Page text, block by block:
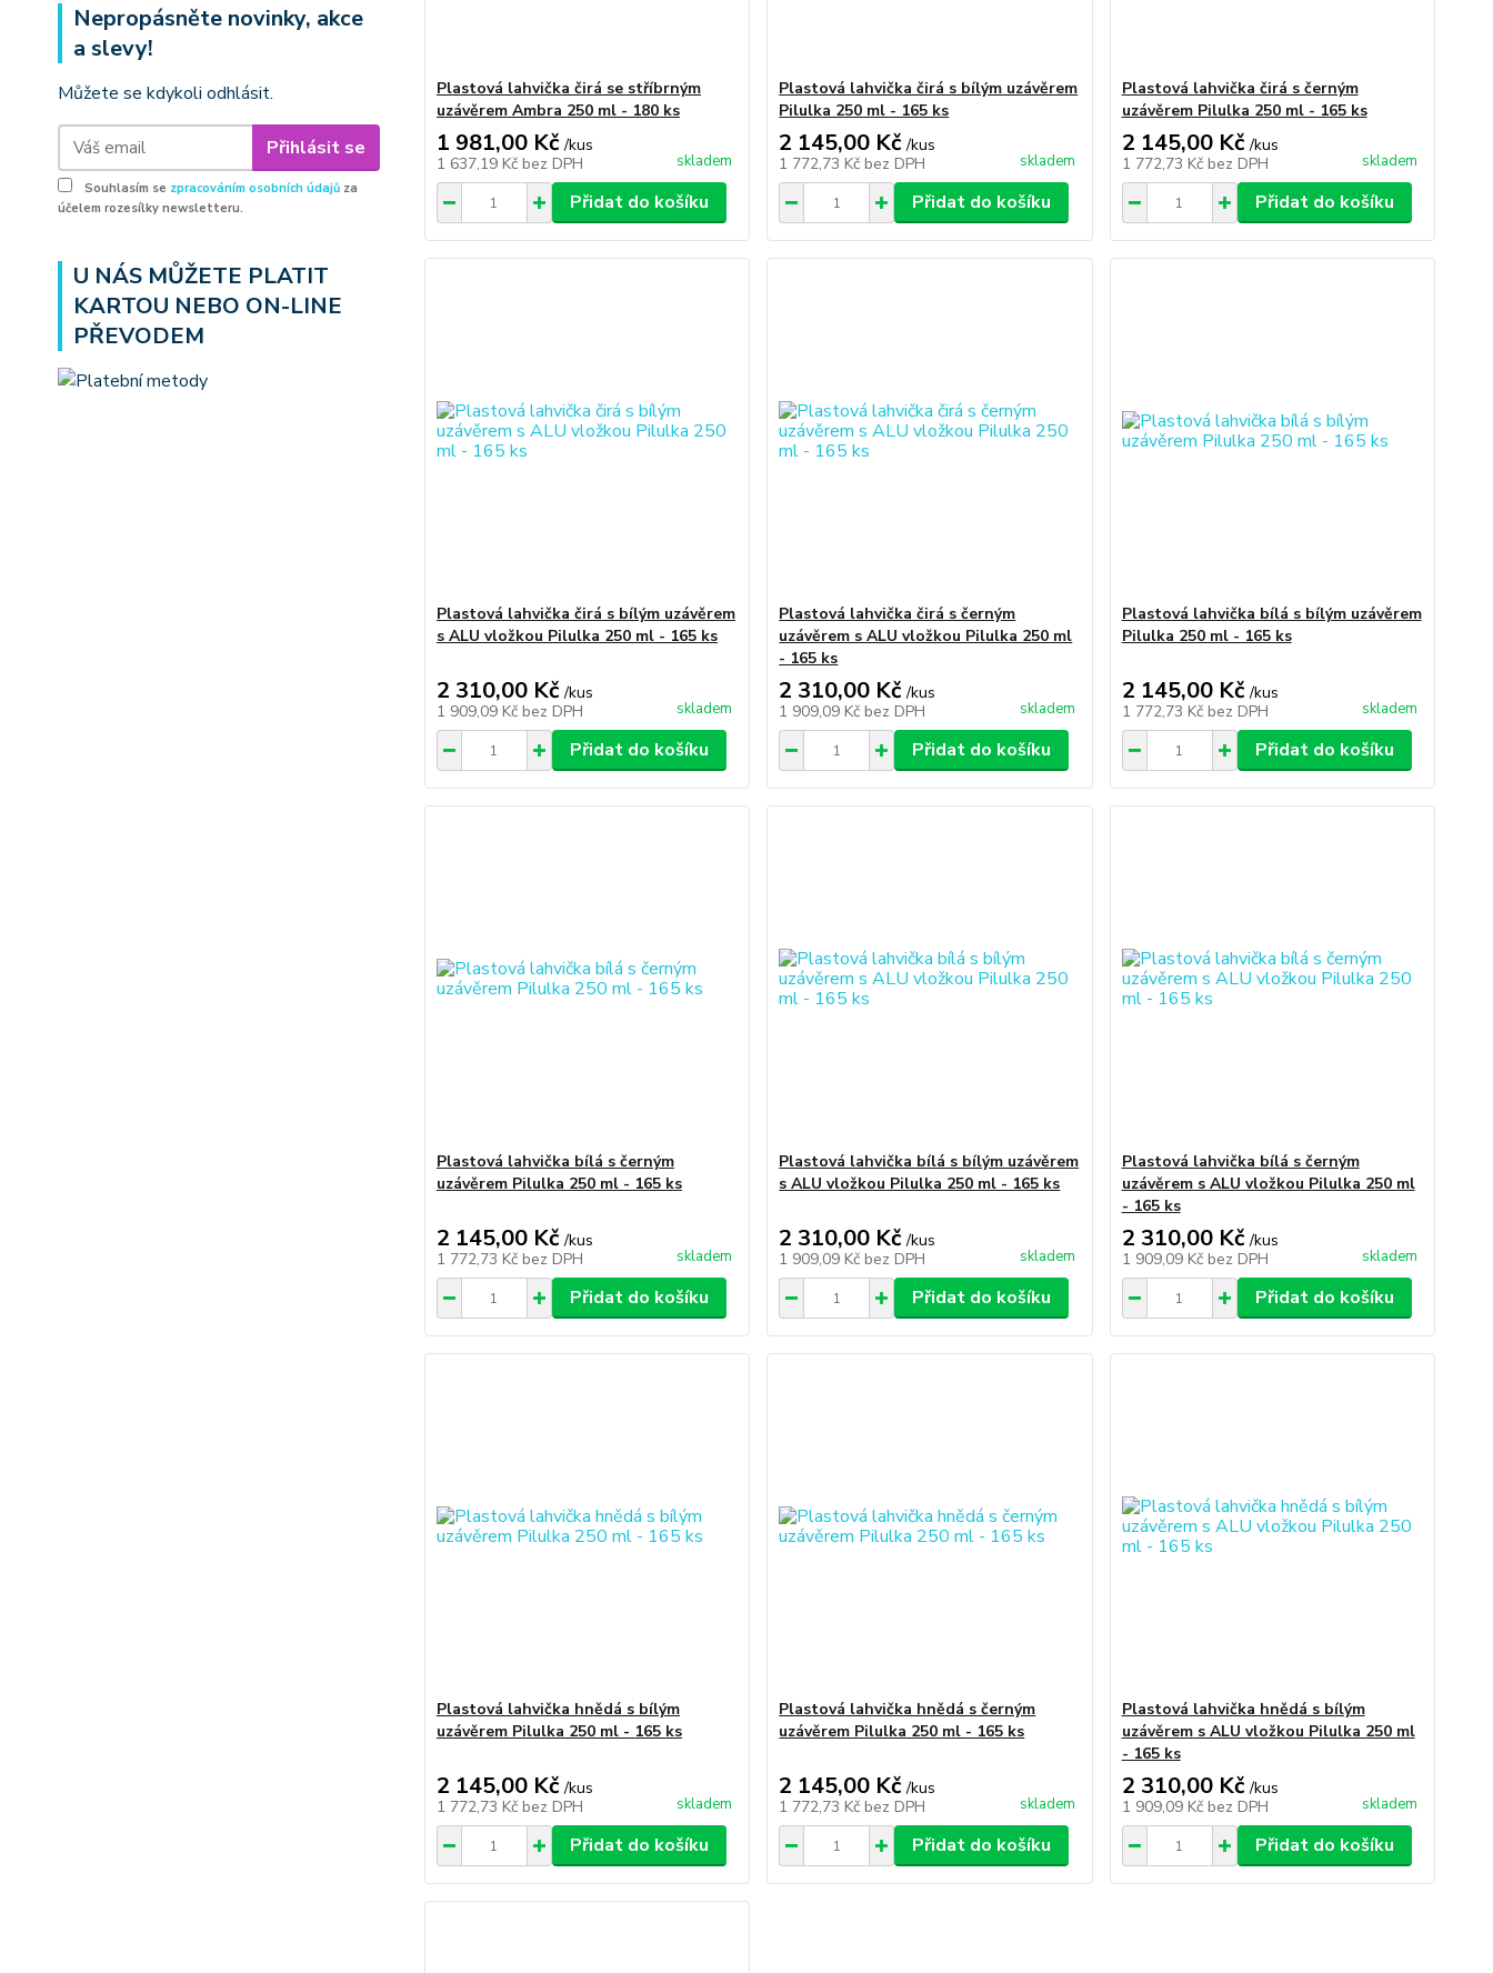
Nepropásněte novinky, akce
a slevy!
Můžete se kdykoli odhlásit.
Přihlásit se
Souhlasím se zpracováním osobních údajů za
účelem rozesílky newsletteru.
U NÁS MŮŽETE PLATIT
KARTOU NEBO ON-LINE
PŘEVODEM
Plastová lahvička čirá se stříbrným
uzávěrem Ambra 250 ml - 180 ks
1 981,00 Kč /kus
1 637,19 Kč bez DPH skladem
Přidat do košíku
Plastová lahvička čirá s bílým uzávěrem
Pilulka 250 ml - 165 ks
2 145,00 Kč /kus
1 772,73 Kč bez DPH skladem
Přidat do košíku
Plastová lahvička čirá s černým
uzávěrem Pilulka 250 ml - 165 ks
2 145,00 Kč /kus
1 772,73 Kč bez DPH skladem
Přidat do košíku
Plastová lahvička čirá s bílým uzávěrem
s ALU vložkou Pilulka 250 ml - 165 ks
2 310,00 Kč /kus
1 909,09 Kč bez DPH skladem
Přidat do košíku
Plastová lahvička čirá s černým
uzávěrem s ALU vložkou Pilulka 250 ml
- 165 ks
2 310,00 Kč /kus
1 909,09 Kč bez DPH skladem
Přidat do košíku
Plastová lahvička bílá s bílým uzávěrem
Pilulka 250 ml - 165 ks
2 145,00 Kč /kus
1 772,73 Kč bez DPH skladem
Přidat do košíku
Plastová lahvička bílá s černým
uzávěrem Pilulka 250 ml - 165 ks
2 145,00 Kč /kus
1 772,73 Kč bez DPH skladem
Přidat do košíku
Plastová lahvička bílá s bílým uzávěrem
s ALU vložkou Pilulka 250 ml - 165 ks
2 310,00 Kč /kus
1 909,09 Kč bez DPH skladem
Přidat do košíku
Plastová lahvička bílá s černým
uzávěrem s ALU vložkou Pilulka 250 ml
- 165 ks
2 310,00 Kč /kus
1 909,09 Kč bez DPH skladem
Přidat do košíku
Plastová lahvička hnědá s bílým
uzávěrem Pilulka 250 ml - 165 ks
2 145,00 Kč /kus
1 772,73 Kč bez DPH skladem
Přidat do košíku
Plastová lahvička hnědá s černým
uzávěrem Pilulka 250 ml - 165 ks
2 145,00 Kč /kus
1 772,73 Kč bez DPH skladem
Přidat do košíku
Plastová lahvička hnědá s bílým
uzávěrem s ALU vložkou Pilulka 250 ml
- 165 ks
2 310,00 Kč /kus
1 909,09 Kč bez DPH skladem
Přidat do košíku